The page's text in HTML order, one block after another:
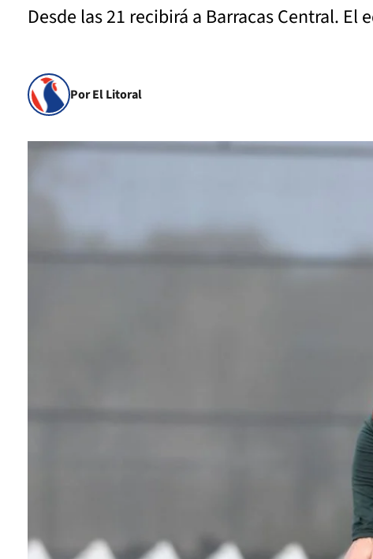
Desde las 21 recibirá a Barracas Central.
Por El Litoral